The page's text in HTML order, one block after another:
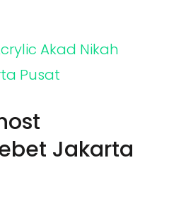
Jakarta